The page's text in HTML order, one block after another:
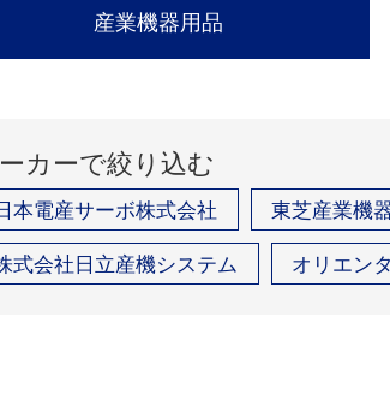
産業機器用品
カーで絞り込む
本電産サーボ株式会社 東芝産業機
式会社日立産機システム
オリエン